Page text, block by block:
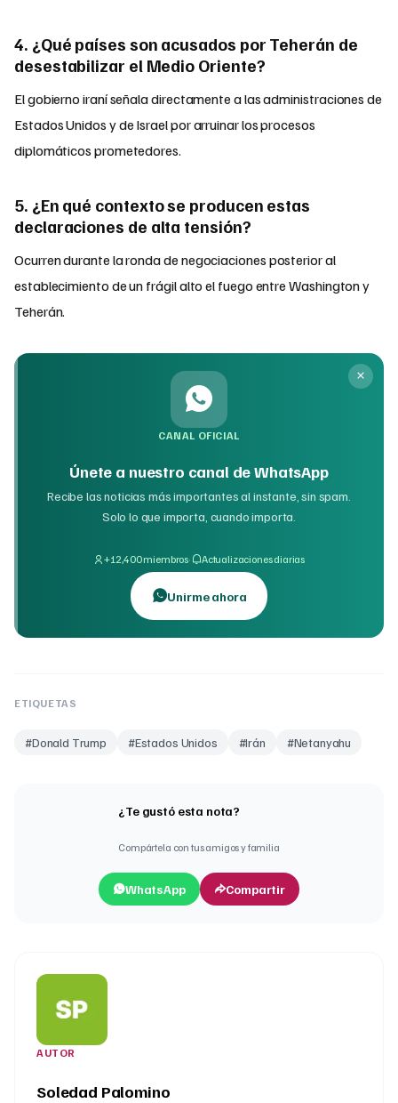
4. ¿Qué países son acusados por Teherán de
desestabilizar el Medio Oriente?
El gobierno iraní señala directamente a las administraciones de
Estados Unidos y de Israel por arruinar los procesos
diplomáticos prometedores.
5. ¿En qué contexto se producen estas
declaraciones de alta tensión?
Ocurren durante la ronda de negociaciones posterior al
establecimiento de un frágil alto el fuego entre Washington y
Teherán.
CANAL OFICIAL
Únete a nuestro canal de WhatsApp
Recibe las noticias más importantes al instante, sin spam.
Solo lo que importa, cuando importa.
+12,400 miembros· Actualizaciones diarias
Unirme ahora
ETIQUETAS
#Donald Trump #Estados Unidos #Irán #Netanyahu
¿Te gustó esta nota?
Compártela con tus amigos y familia
WhatsApp Compartir
AUTOR
Soledad Palomino